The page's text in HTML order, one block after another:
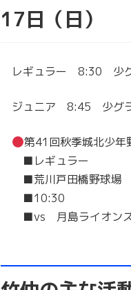
17日（日）
レギュラー 8:30 少グ
ジュニア 8:45 少グ
第41回秋季城北少年
■レギュラー
■荒川戸田橋野球場
■10:30
■vs 月島ライオンズ